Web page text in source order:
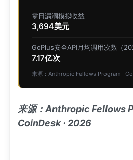
零日漏洞模拟收益
3,694美元
GoPlus安全API月均调用次数（
7.17亿次
来源：Anthropic Fellows Program ·
来源：Anthropic Fellows
CoinDesk · 2026